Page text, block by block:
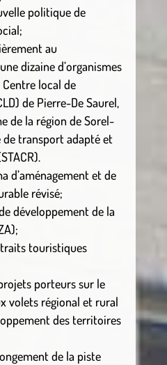
politique de
au
dizaine d’organismes
local de
de Pierre-De Saurel,
de la région de Sorel-
de transport adapté et
d’aménagement et de
révisé;
développement de la
touristiques
porteurs sur le
volets régional et rural
des territoires
de la piste